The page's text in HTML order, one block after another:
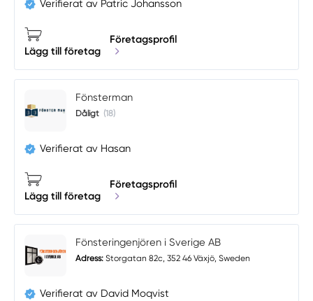
Verifierat av Patric Johansson
Lägg till företag
Företagsprofil
Fönsterman
Dåligt (18)
Verifierat av Hasan
Lägg till företag
Företagsprofil
Fönsteringenjören i Sverige AB
Adress: Storgatan 82c, 352 46 Växjö, Sweden
Verifierat av David Moqvist